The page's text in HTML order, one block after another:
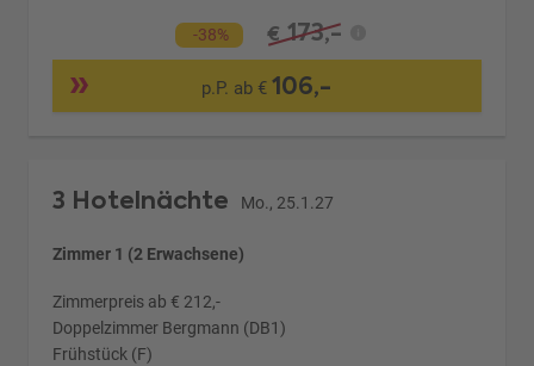
-38% € 173,-
p.P. ab €106,-
3 Hotelnächte Mo., 25.1.27
Zimmer 1 (2 Erwachsene)
Zimmerpreis ab € 212,-
Doppelzimmer Bergmann (DB1)
Frühstück (F)